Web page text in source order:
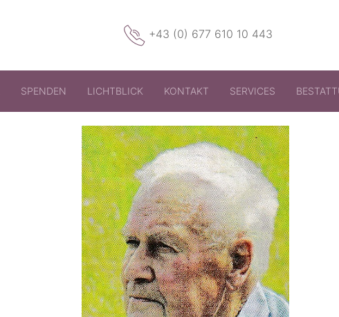
+43 (0) 677 610 10 443
SPENDEN LICHTBLICK KONTAKT SERVICES